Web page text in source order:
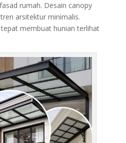
rumah. Desain canopy
arsitektur minimalis.
membuat hunian terlihat